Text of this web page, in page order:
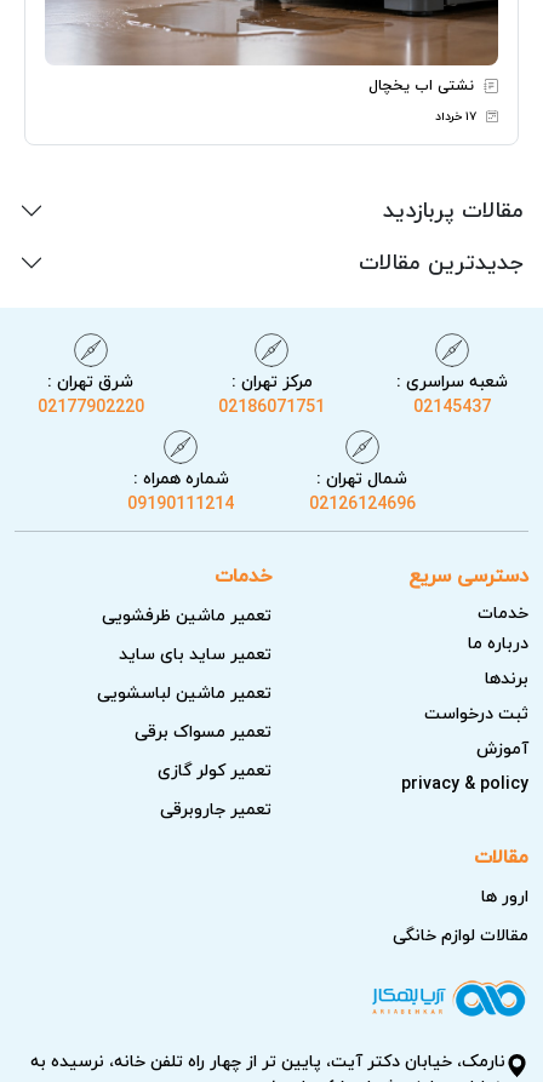
نشتی اب یخچال
۱۷ خرداد
مقالات پربازدید
جدیدترین مقالات
شعبه سراسری :
02145437
مرکز تهران :
02186071751
شرق تهران :
02177902220
شمال تهران :
02126124696
شماره همراه :
09190111214
دسترسی سریع
خدمات
درباره ما
برندها
ثبت درخواست
آموزش
privacy & policy
خدمات
تعمیر ماشین ظرفشویی
تعمیر ساید بای ساید
تعمیر ماشین لباسشویی
تعمیر مسواک برقی
تعمیر کولر گازی
تعمیر جاروبرقی
مقالات
ارور ها
مقالات لوازم خانگی
نارمک، خیابان دکتر آیت، پایین تر از چهار راه تلفن خانه، نرسیده به